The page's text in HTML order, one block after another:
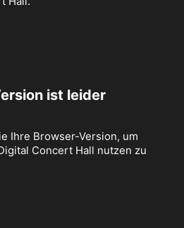
ist leider
Ihre Browser-Version, um
Concert Hall nutzen zu